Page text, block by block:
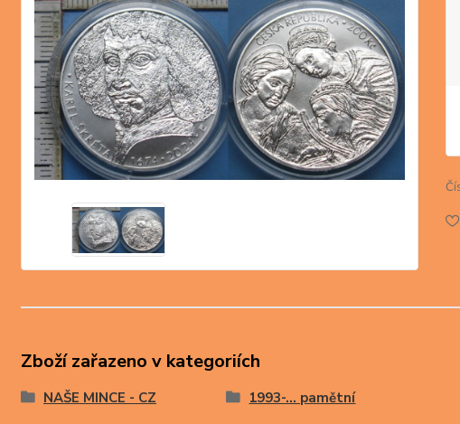
Zboží zařazeno v kategoriích
NAŠE MINCE - CZ 1993-… pamětní